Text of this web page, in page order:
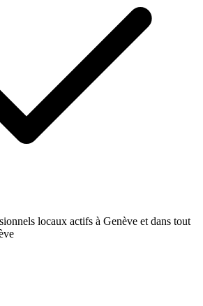
locaux actifs à Genève et dans tout